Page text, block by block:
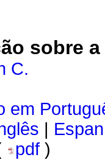
sobre
C.
em
pdf )